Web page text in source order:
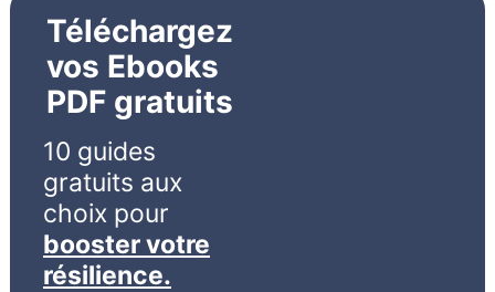
Téléchargez
vos Ebooks
PDF gratuits
10 guides
gratuits aux
choix pour
booster votre
résilience.